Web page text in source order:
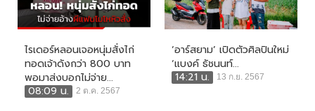
ไรเดอร์หลอนเจอหนุ่มสั่งไก่
ทอดเจ้าดังกว่า 800 บาท
พอมาส่งบอกไม่จ่าย...
08:09 น.
2 ต.ค. 2567
‘อาร์สยาม’ เปิดตัวศิลปินใหม่
‘แบงค์ ธัชนนท์...
14:21 น.
13 ก.ย. 2567